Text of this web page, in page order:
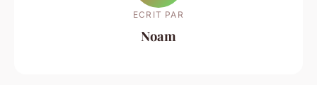
ECRIT PAR
Noam